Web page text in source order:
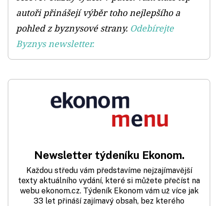
autoři přinášejí výběr toho nejlepšího a
pohled z byznysové strany. Odebírejte
Byznys newsletter.
Newsletter týdeníku Ekonom.
Každou středu vám představíme nejzajímavější
texty aktuálního vydání, které si můžete přečíst na
webu ekonom.cz. Týdeník Ekonom vám už více jak
33 let přináší zajímavý obsah, bez kterého